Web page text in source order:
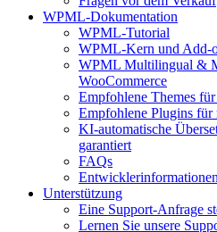
WPML-Dokumentation
WPML-Tutorial
WPML-Kern und Add-
WPML Multilingual &
WooCommerce
Empfohlene Themes
Empfohlene Plugins für
KI-automatische
garantiert
FAQs
Entwicklerinformationen
Unterstützung
Eine Support-Anfrage
Lernen Sie unsere